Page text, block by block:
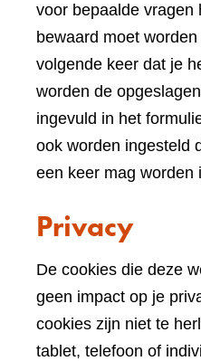
voor bepaalde vragen
bewaard moet
volgende keer dat je
worden de
ingevuld in het
ook worden ingesteld
een keer mag worden
Privacy
De cookies die deze
geen impact op je
cookies zijn niet te
tablet, telefoon of